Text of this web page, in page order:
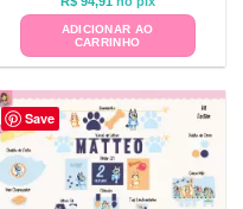
ADICIONAR AO
CARRINHO
Save